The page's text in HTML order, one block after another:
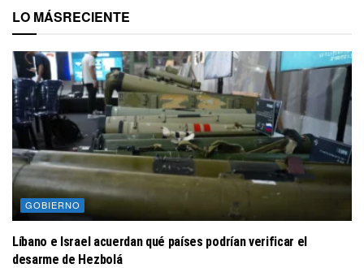
LO MÁSRECIENTE
GOBIERNO
Líbano e Israel acuerdan qué países podrían verificar el
desarme de Hezbolá